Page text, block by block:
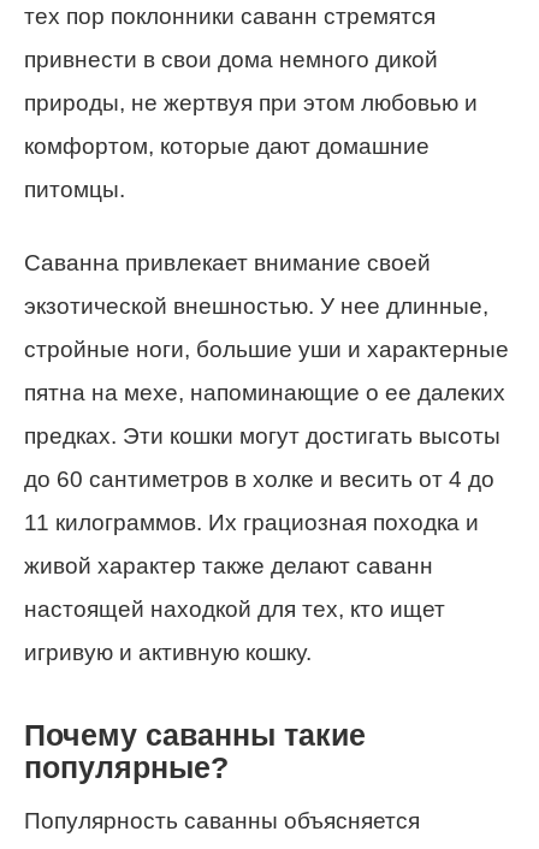
тех пор поклонники саванн стремятся
привнести в свои дома немного дикой
природы, не жертвуя при этом любовью и
комфортом, которые дают домашние
питомцы.
Саванна привлекает внимание своей
экзотической внешностью. У нее длинные,
стройные ноги, большие уши и характерные
пятна на мехе, напоминающие о ее далеких
предках. Эти кошки могут достигать высоты
до 60 сантиметров в холке и весить от 4 до
11 килограммов. Их грациозная походка и
живой характер также делают саванн
настоящей находкой для тех, кто ищет
игривую и активную кошку.
Почему саванны такие
популярные?
Популярность саванны объясняется